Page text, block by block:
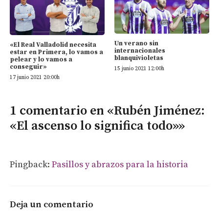
«El Real Valladolid necesita
estar en Primera, lo vamos a
pelear y lo vamos a
conseguir»
17 junio 2021 20:00h
Un verano sin
internacionales
blanquivioletas
15 junio 2021 12:00h
1 comentario en «Rubén Jiménez:
«El ascenso lo significa todo»»
Pingback: Pasillos y abrazos para la historia
Deja un comentario